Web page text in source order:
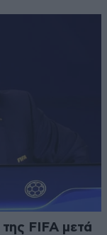
της FIFA μετά